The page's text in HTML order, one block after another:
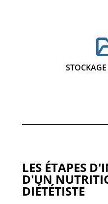
LES ÉTAPES
D'UN
DIÉTÉTISTE